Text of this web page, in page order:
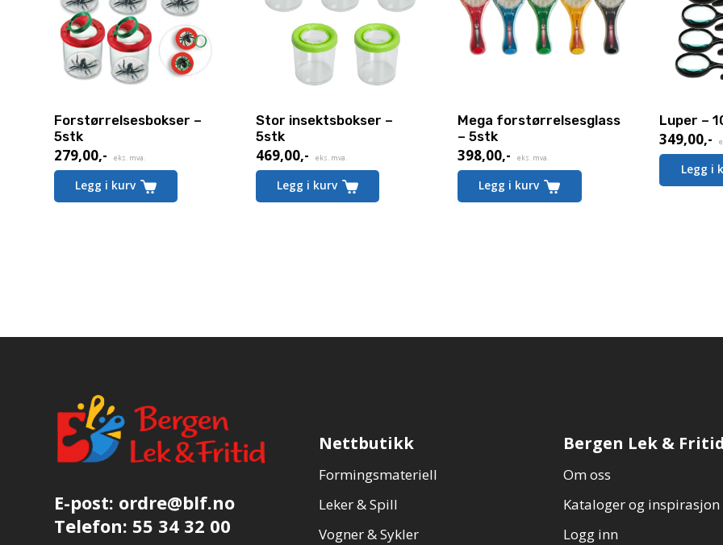
Forstørrelsesbokser –
5stk
279,00,- eks. mva.
Legg i kurv
Stor insektsbokser –
5stk
469,00,- eks. mva.
Legg i kurv
Mega forstørrelsesglass
– 5stk
398,00,- eks. mva.
Legg i kurv
Luper –
349,00,-
Legg i
E-post: ordre@blf.no
Telefon: 55 34 32 00
Nettbutikk
Formingsmateriell
Leker & Spill
Vogner & Sykler
Bergen Lek &
Om oss
Kataloger og inspirasjon
Logg inn